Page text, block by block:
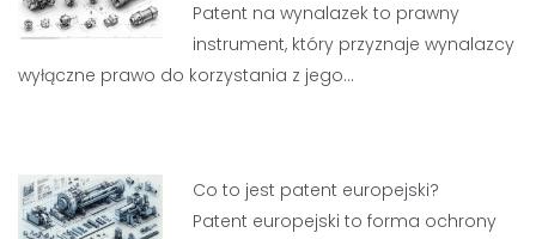
Patent na wynalazek to prawny
instrument, który przyznaje wynalazcy
wyłączne prawo do korzystania z jego…
Co to jest patent europejski?
Patent europejski to forma ochrony